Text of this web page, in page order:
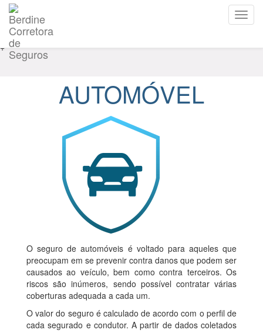
+
AUTOMÓVEL
O seguro de automóveis é voltado para aqueles que
preocupam em se prevenir contra danos que podem ser
causados ao veículo, bem como contra terceiros. Os
riscos são inúmeros, sendo possível contratar várias
coberturas adequada a cada um.
O valor do seguro é calculado de acordo com o perfil de
cada segurado e condutor. A partir de dados coletados